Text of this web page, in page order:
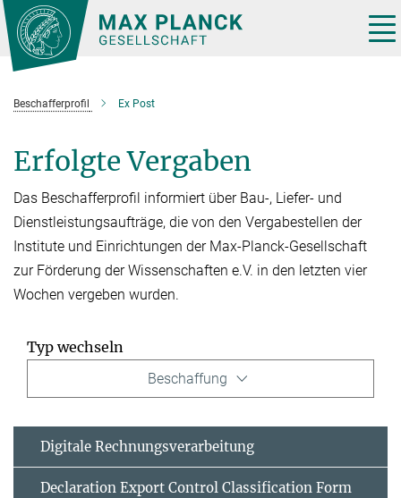
Hauptinhalt
Beschafferprofil Ex Post
Erfolgte Vergaben
Das Beschafferprofil informiert über Bau-, Liefer- und
Dienstleistungsaufträge, die von den Vergabestellen der
Institute und Einrichtungen der Max-Planck-Gesellschaft
zur Förderung der Wissenschaften e.V. in den letzten vier
Wochen vergeben wurden.
Typ wechseln
Beschaffung
Digitale Rechnungsverarbeitung
Declaration Export Control Classification Form